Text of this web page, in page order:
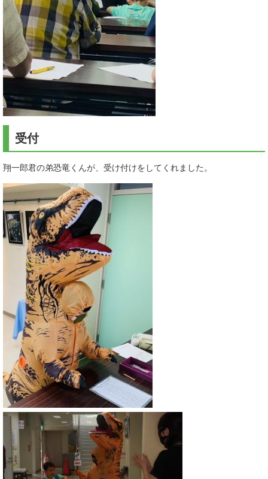
受付
翔一郎君の弟恐竜くんが、受け付けをしてくれました。